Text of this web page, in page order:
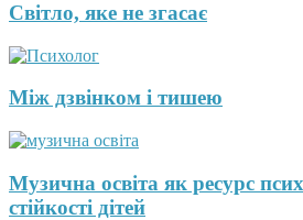
Світло, яке не згасає
Між дзвінком і тишею
Музична освіта як ресурс
стійкості дітей